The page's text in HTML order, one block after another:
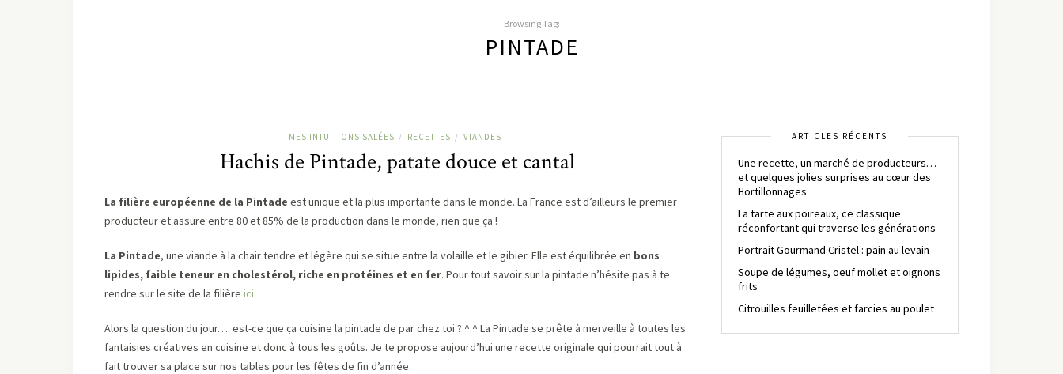
Browsing Tag:
PINTADE
MES INTUITIONS SALÉES / RECETTES / VIANDES
Hachis de Pintade, patate douce et cantal
La filière européenne de la Pintade est unique et la plus importante dans le monde. La France est d’ailleurs le premier
producteur et assure entre 80 et 85% de la production dans le monde, rien que ça !
La Pintade, une viande à la chair tendre et légère qui se situe entre la volaille et le gibier. Elle est équilibrée en bons
lipides, faible teneur en cholestérol, riche en protéines et en fer. Pour tout savoir sur la pintade n’hésite pas à te
rendre sur le site de la filière ici.
Alors la question du jour…. est-ce que ça cuisine la pintade de par chez toi ? ^.^ La Pintade se prête à merveille à toutes les
fantaisies créatives en cuisine et donc à tous les goûts. Je te propose aujourd’hui une recette originale qui pourrait tout à
fait trouver sa place sur nos tables pour les fêtes de fin d’année.
ARTICLES RÉCENTS
Une recette, un marché de producteurs…
et quelques jolies surprises au cœur des
Hortillonnages
La tarte aux poireaux, ce classique
réconfortant qui traverse les générations
Portrait Gourmand Cristel : pain au levain
Soupe de légumes, oeuf mollet et oignons
frits
Citrouilles feuilletées et farcies au poulet